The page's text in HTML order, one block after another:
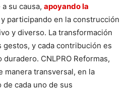
su causa, apoyando la
y participando en la construcción
y diverso. La transformación
y cada contribución es
CNLPRO Reformas,
manera transversal, en la
cada uno de sus